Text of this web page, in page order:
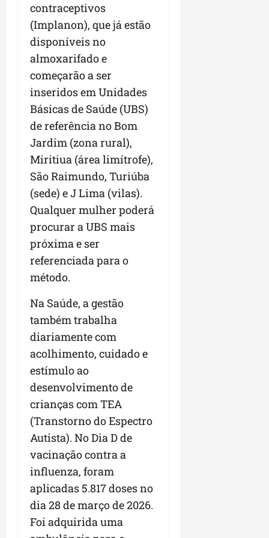
contraceptivos
(Implanon), que já estão
disponíveis no
almoxarifado e
começarão a ser
inseridos em Unidades
Básicas de Saúde (UBS)
de referência no Bom
Jardim (zona rural),
Miritiua (área limítrofe),
São Raimundo, Turiúba
(sede) e J Lima (vilas).
Qualquer mulher poderá
procurar a UBS mais
próxima e ser
referenciada para o
método.
Na Saúde, a gestão
também trabalha
diariamente com
acolhimento, cuidado e
estímulo ao
desenvolvimento de
crianças com TEA
(Transtorno do Espectro
Autista). No Dia D de
vacinação contra a
influenza, foram
aplicadas 5.817 doses no
dia 28 de março de 2026.
Foi adquirida uma